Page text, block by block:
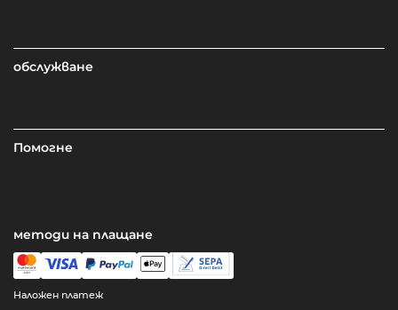
обслужване
Помогне
методи на плащане
Наложен платеж